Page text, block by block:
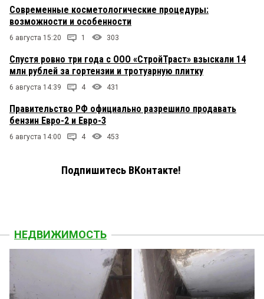
Современные косметологические процедуры:
возможности и особенности
6 августа 15:20 1 303
Спустя ровно три года с ООО «СтройТраст» взыскали 14
млн рублей за гортензии и тротуарную плитку
6 августа 14:39 4 431
Правительство РФ официально разрешило продавать
бензин Евро-2 и Евро-3
6 августа 14:00 4 453
Подпишитесь ВКонтакте!
НЕДВИЖИМОСТЬ